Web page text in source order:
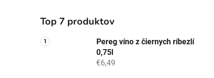
Top 7 produktov
Pereg víno z čiernych ríbezlí
0,75l
€6,49